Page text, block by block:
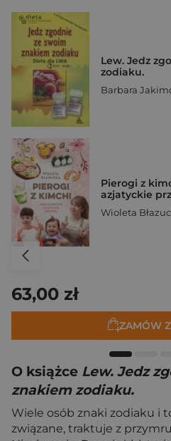
Lew. Jedz
zodiaku.
Barbara
Pierogi z
azjatyckie
Wioleta
63,00 zł
ZAMÓW
O książce Lew. Jedz
znakiem zodiaku.
Wiele osób znaki zodiaku i
związane, traktuje z